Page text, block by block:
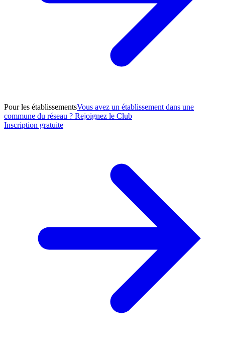
Pour les établissementsVous avez un établissement dans une
commune du réseau ? Rejoignez le Club
Inscription gratuite